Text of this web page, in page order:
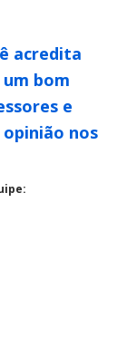
acredita
bom
e
opinião nos